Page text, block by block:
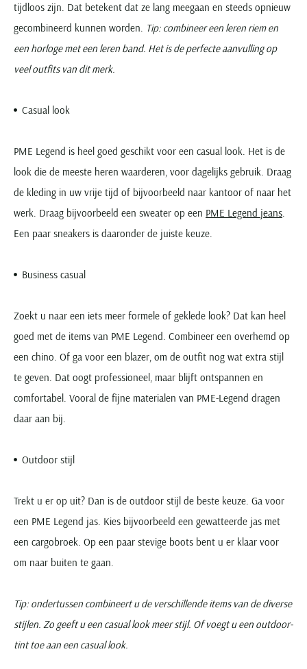
tijdloos zijn. Dat betekent dat ze lang meegaan en steeds opnieuw
gecombineerd kunnen worden. Tip: combineer een leren riem en
een horloge met een leren band. Het is de perfecte aanvulling op
veel outfits van dit merk.
Casual look
PME Legend is heel goed geschikt voor een casual look. Het is de
look die de meeste heren waarderen, voor dagelijks gebruik. Draag
de kleding in uw vrije tijd of bijvoorbeeld naar kantoor of naar het
werk. Draag bijvoorbeeld een sweater op een PME Legend jeans.
Een paar sneakers is daaronder de juiste keuze.
Business casual
Zoekt u naar een iets meer formele of geklede look? Dat kan heel
goed met de items van PME Legend. Combineer een overhemd op
een chino. Of ga voor een blazer, om de outfit nog wat extra stijl
te geven. Dat oogt professioneel, maar blijft ontspannen en
comfortabel. Vooral de fijne materialen van PME-Legend dragen
daar aan bij.
Outdoor stijl
Trekt u er op uit? Dan is de outdoor stijl de beste keuze. Ga voor
een PME Legend jas. Kies bijvoorbeeld een gewatteerde jas met
een cargobroek. Op een paar stevige boots bent u er klaar voor
om naar buiten te gaan.
Tip: ondertussen combineert u de verschillende items van de diverse
stijlen. Zo geeft u een casual look meer stijl. Of voegt u een outdoor-
tint toe aan een casual look.